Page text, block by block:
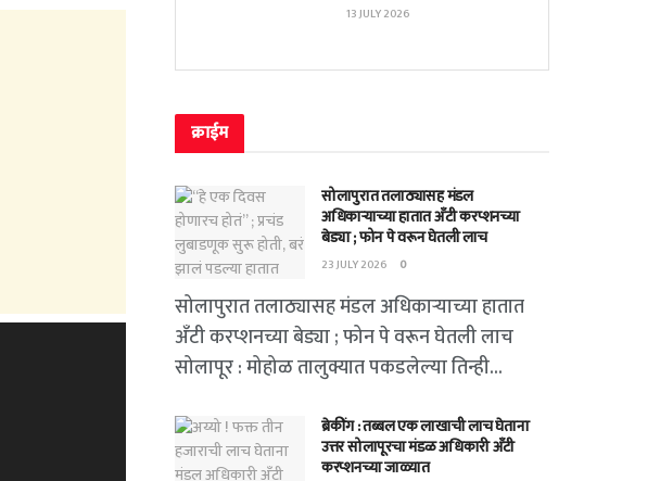
13 JULY 2026
क्राईम
सोलापुरात तलाठ्यासह मंडल
अधिकाऱ्याच्या हातात अँटी करप्शनच्या
बेड्या ; फोन पे वरून घेतली लाच
23 JULY 2026 0
सोलापुरात तलाठ्यासह मंडल अधिकाऱ्याच्या हातात
अँटी करप्शनच्या बेड्या ; फोन पे वरून घेतली लाच
सोलापूर : मोहोळ तालुक्यात पकडलेल्या तिन्ही...
ब्रेकींग : तब्बल एक लाखाची लाच घेताना
उत्तर सोलापूरचा मंडळ अधिकारी अँटी
करप्शनच्या जाळ्यात